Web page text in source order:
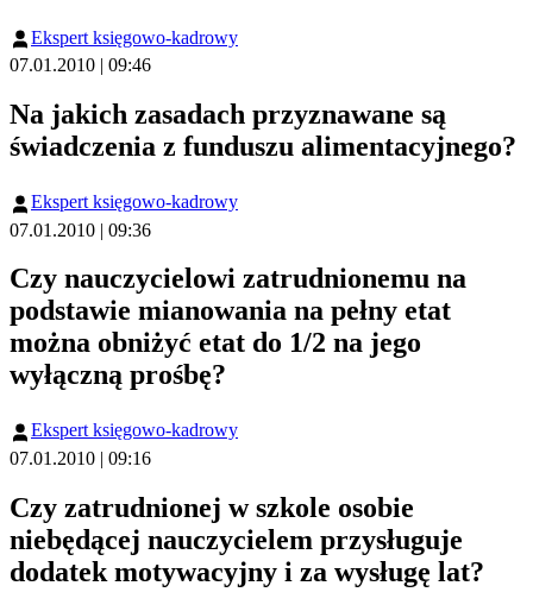
Ekspert księgowo-kadrowy
07.01.2010 | 09:46
Na jakich zasadach przyznawane są
świadczenia z funduszu alimentacyjnego?
Ekspert księgowo-kadrowy
07.01.2010 | 09:36
Czy nauczycielowi zatrudnionemu na
podstawie mianowania na pełny etat
można obniżyć etat do 1/2 na jego
wyłączną prośbę?
Ekspert księgowo-kadrowy
07.01.2010 | 09:16
Czy zatrudnionej w szkole osobie
niebędącej nauczycielem przysługuje
dodatek motywacyjny i za wysługę lat?